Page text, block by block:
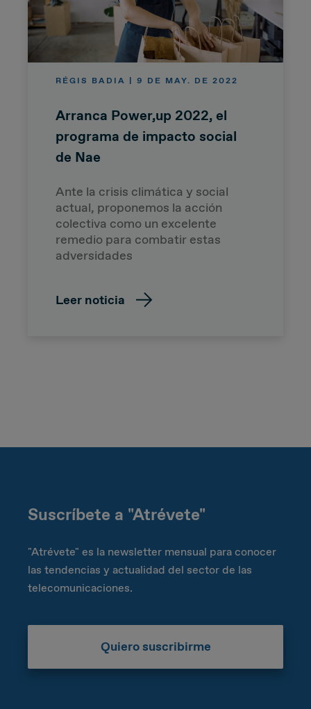
RÉGIS BADIA | 9 DE MAY. DE 2022
Arranca Power,up 2022, el
programa de impacto social
de Nae
Ante la crisis climática y social
actual, proponemos la acción
colectiva como un excelente
remedio para combatir estas
adversidades
Leer noticia
Suscríbete a "Atrévete"
"Atrévete" es la newsletter mensual para conocer
las tendencias y actualidad del sector de las
telecomunicaciones.
Quiero suscribirme